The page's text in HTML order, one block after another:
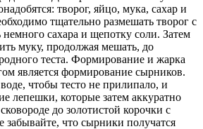
творог, яйцо, мука, сахар и
тщательно размешать творог с
сахара и щепотку соли. Затем
муку, продолжая мешать, до
теста. Формирование и жарка
является формирование сырников.
чтобы тесто не прилипало, и
лепешки, которые затем аккуратно
до золотистой корочки с
забывайте, что сырники получатся